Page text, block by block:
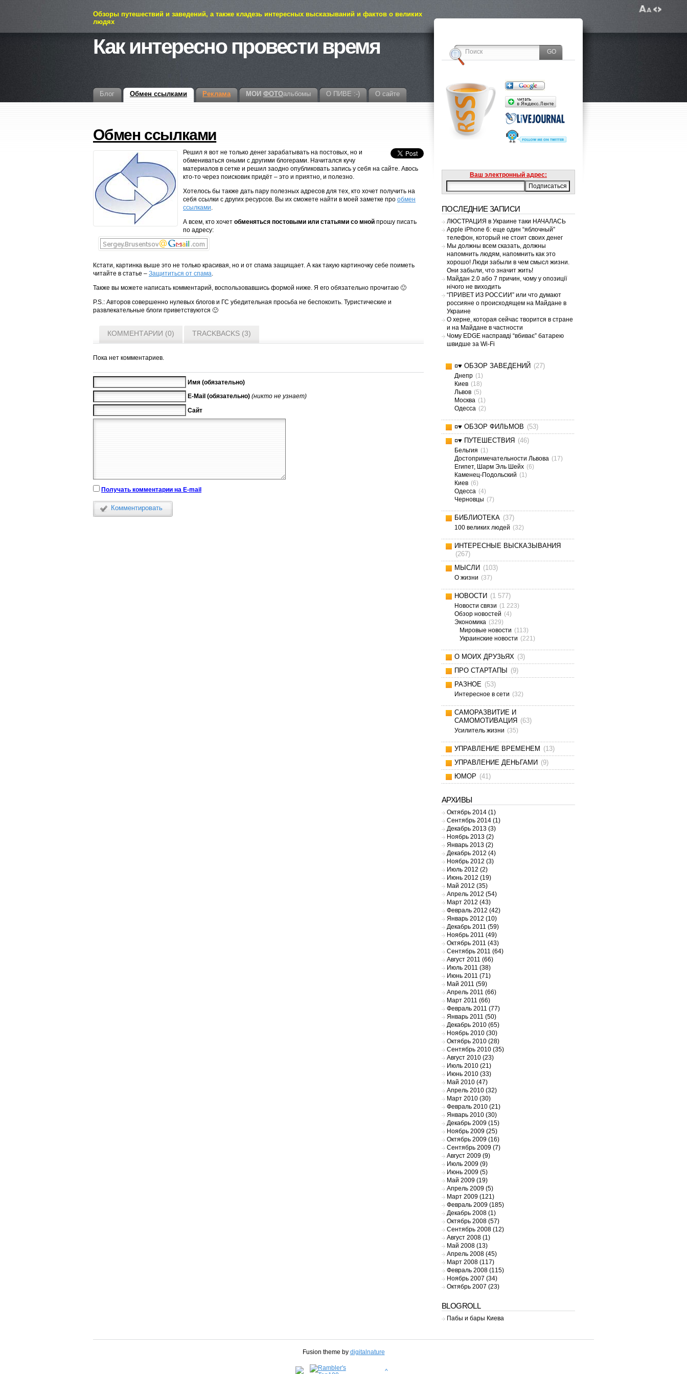
Обзоры путешествий и заведений, а также кладезь интересных высказываний и фактов о великих
людях
Как интересно провести время
Блог Обмен ссылками Реклама МОИ ФОТОальбомы О ПИВЕ :-) О сайте
Обмен ссылками
Решил я вот не только денег зарабатывать на постовых, но и
обмениваться оными с другими блогерами. Начитался кучу
материалов в сетке и решил заодно опубликовать запись у себя на сайте. Авось
кто-то через поисковик придёт – это и приятно, и полезно.
Хотелось бы также дать пару полезных адресов для тех, кто хочет получить на
себя ссылки с других ресурсов. Вы их сможете найти в моей заметке про обмен
ссылками
А всем, кто хочет обменяться постовыми или статьями со мной прошу писать
по адресу:
Кстати, картинка выше это не только красивая, но и от спама защищает. А как такую картиночку себе поиметь
читайте в статье – Защититься от спама
Также вы можете написать комментарий, воспользовавшись формой ниже. Я его обязательно прочитаю 🙂
P.S.: Авторов совершенно нулевых блогов и ГС убедительная просьба не беспокоить. Туристические и
развлекательные блоги приветствуются 🙂
КОММЕНТАРИИ (0) TRACKBACKS (3)
Пока нет комментариев.
Имя (обязательно)
E-Mail (обязательно) (никто не узнает)
Сайт
Получать комментарии на E-mail
Комментировать
Ваш электронный адрес:
ПОСЛЕДНИЕ ЗАПИСИ
ЛЮСТРАЦИЯ в Украине таки НАЧАЛАСЬ
Apple iPhone 6: еще один “яблочный”
телефон, который не стоит своих денег
Мы должны всем сказать, должны
напомнить людям, напомнить как это
хорошо! Люди забыли в чем смысл жизни.
Они забыли, что значит жить!
Майдан 2.0 або 7 причин, чому у опозиції
нічого не виходить
“ПРИВЕТ ИЗ РОССИИ” или что думают
россияне о происходящем на Майдане в
Украине
О херне, которая сейчас творится в стране
и на Майдане в частности
Чому EDGE насправді “вбиває” батарею
швидше за Wi-Fi
¤♥ ОБЗОР ЗАВЕДЕНИЙ (27)
Днепр (1)
Киев (18)
Львов (5)
Москва (1)
Одесса (2)
¤♥ ОБЗОР ФИЛЬМОВ (53)
¤♥ ПУТЕШЕСТВИЯ (46)
Бельгия (1)
Достопримечательности Львова (17)
Египет, Шарм Эль Шейх (6)
Каменец-Подольский (1)
Киев (6)
Одесса (4)
Черновцы (7)
БИБЛИОТЕКА (37)
100 великих людей (32)
ИНТЕРЕСНЫЕ ВЫСКАЗЫВАНИЯ
(267)
МЫСЛИ (103)
О жизни (37)
НОВОСТИ (1 577)
Новости связи (1 223)
Обзор новостей (4)
Экономика (329)
Мировые новости (113)
Украинские новости (221)
О МОИХ ДРУЗЬЯХ (3)
ПРО СТАРТАПЫ
(9)
РАЗНОЕ (53)
Интересное в сети (32)
САМОРАЗВИТИЕ И
САМОМОТИВАЦИЯ (63)
Усилитель жизни (35)
УПРАВЛЕНИЕ ВРЕМЕНЕМ (13)
УПРАВЛЕНИЕ ДЕНЬГАМИ (9)
ЮМОР (41)
АРХИВЫ
Октябрь 2014(1)
Сентябрь 2014(1)
Декабрь 2013(3)
Ноябрь 2013(2)
Январь 2013(2)
Декабрь 2012 (4)
Ноябрь 2012 (3)
Июль 2012 (2)
Июнь 2012 (19)
Май 2012 (35)
Апрель 2012 (54)
Март 2012 (43)
Февраль 2012 (42)
Январь 2012 (10)
Декабрь 2011 (59)
Ноябрь 2011 (49)
Октябрь 2011 (43)
Сентябрь 2011 (64)
Август 2011 (66)
Июль 2011 (38)
Июнь 2011 (71)
Май 2011 (59)
Апрель 2011 (66)
Март 2011 (66)
Февраль 2011 (77)
Январь 2011 (50)
Декабрь 2010(65)
Ноябрь 2010(30)
Октябрь 2010(28)
Сентябрь 2010(35)
Август 2010(23)
Июль 2010(21)
Июнь 2010(33)
Май 2010(47)
Апрель 2010(32)
Март 2010(30)
Февраль 2010(21)
Январь 2010(30)
Декабрь 2009(15)
Ноябрь 2009(25)
Октябрь 2009(16)
Сентябрь 2009(7)
Август 2009(9)
Июль 2009(9)
Июнь 2009(5)
Май 2009(19)
Апрель 2009(5)
Март 2009(121)
Февраль 2009(185)
Декабрь 2008(1)
Октябрь 2008(57)
Сентябрь 2008(12)
Август 2008(1)
Май 2008(13)
Апрель 2008(45)
Март 2008(117)
Февраль 2008(115)
Ноябрь 2007 (34)
Октябрь 2007 (23)
BLOGROLL
Пабы и бары Киева
Fusion theme by digitalnature
^